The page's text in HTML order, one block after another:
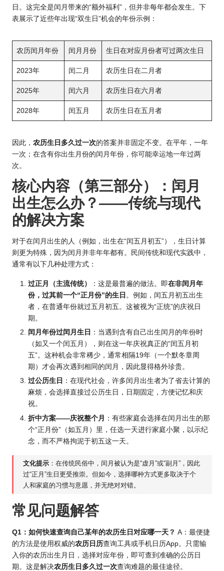
日。这完全是闰月带来的“额外福利”，但并非每年都会发生。下
表展示了近些年出现“双生日”机会的年份示例：
农历闰月年份 闰月月份 生日在对应月份者可过两次生日
2023年 闰二月 农历生日在二月者
2025年 闰六月 农历生日在六月者
2028年 闰五月 农历生日在五月者
因此， 农历生日多久过一次的答案并非固定不变。在平年，一年
一次；在含有你出生月份的闰月年份，你可能幸运地一年过两
次。
核心内容（第三部分）：闰月
出生怎么办？——传统与现代
的解决方案
对于在闰月出生的人（例如，出生在“闰五月初五”），生日计算
则更为特殊，因为闰月并非年年都有。民间传统和现代实践中，
通常有以下几种处理方式：
过正月（主流传统） ：这是最普遍的做法。即在非闰月年
份，过其前一个“正月份”的生日 。例如，闰五月初五出生
者，在普通年份就过五月初五。这被视为“正统”的庆祝日
期。
闰月年份过闰月生日 ：当遇到含有自己出生闰月的年份时
（如又一个闰五月），则在这一年庆祝真正的“闰五月初
五”。这种机会非常稀少，通常相隔19年（一个默冬章周
期）才会再次遇到相同的闰月，因此显得格外珍贵。
过公历生日 ：在现代社会，许多闰月出生者为了省去计算的
麻烦，会选择直接过公历生日，日期固定，方便记忆和庆
祝。
折中方案——庆祝整个月
：有些家庭会选择在闰月出生的那
个“正月份”（如五月）里，任选一天进行家庭小聚，以示纪
念，而不严格拘泥于初五这一天。
文化提示 ：在传统民俗中，闰月被认为是“虚月”或“副月”，因此
过“正月”生日更受推崇。但如今，选择哪种方式更多取决于个
人和家庭的习惯与意愿，并无绝对对错。
常见问题解答
Q1：如何快速查询自己某年的农历生日对应哪一天？ A：最便捷
的方法是使用权威的农历日历查询工具或手机日历App。只需输
入你的农历出生月日，选择对应年份，即可查到准确的公历日
期。这是解决农历生日多久过一次查询难题的最佳途径。